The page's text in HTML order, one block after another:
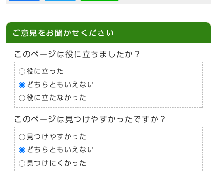
ご意見をお聞かせください
このページは役に立ちましたか？
役に立った
どちらともいえない
役に立たなかった
このページは見つけやすかったですか？
見つけやすかった
どちらともいえない
見つけにくかった